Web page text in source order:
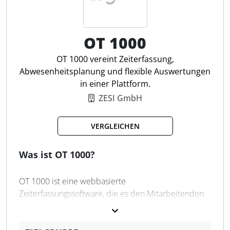
Automatische Zeiterfassung
Programmnutzungsanalyse
Minutengenaue Timeline
Projektzeiterfassung
Auftragserfassung
Offline-Zeiten-Erkennung
Lokale Datenspeicherung
Hintergrundbetrieb
OT 1000
OT 1000 vereint Zeiterfassung,
Abwesenheitsplanung und flexible Auswertungen
in einer Plattform.
ZESI GmbH
VERGLEICHEN
Was ist OT 1000?
OT 1000 ist eine webbasierte
Zeiterfassungssoftware, die es den Mitarbeitenden